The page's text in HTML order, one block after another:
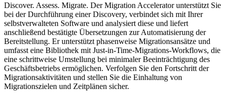
Discover. Assess. Migrate. Der Migration Accelerator unterstützt Sie
bei der Durchführung einer Discovery, verbindet sich mit Ihrer
selbstverwalteten Software und analysiert diese und liefert
anschließend bestätigte Übersetzungen zur Automatisierung der
Bereitstellung. Er unterstützt phasenweise Migrationsansätze und
umfasst eine Bibliothek mit Just-in-Time-Migrations-Workflows, die
eine schrittweise Umstellung bei minimaler Beeinträchtigung des
Geschäftsbetriebs ermöglichen. Verfolgen Sie den Fortschritt der
Migrationsaktivitäten und stellen Sie die Einhaltung von
Migrationszielen und Zeitplänen sicher.